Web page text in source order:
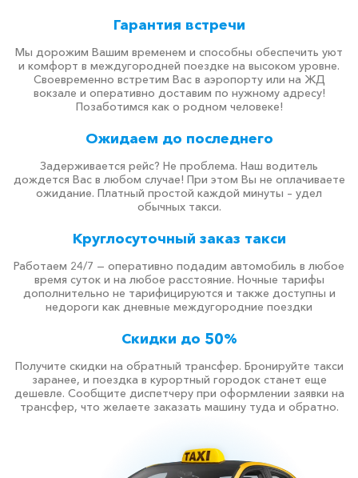
Гарантия встречи
Мы дорожим Вашим временем и способны обеспечить уют
и комфорт в междугородней поездке на высоком уровне.
Своевременно встретим Вас в аэропорту или на ЖД
вокзале и оперативно доставим по нужному адресу!
Позаботимся как о родном человеке!
Ожидаем до последнего
Задерживается рейс? Не проблема. Наш водитель
дождется Вас в любом случае! При этом Вы не оплачиваете
ожидание. Платный простой каждой минуты – удел
обычных такси.
Круглосуточный заказ такси
Работаем 24/7 — оперативно подадим автомобиль в любое
время суток и на любое расстояние. Ночные тарифы
дополнительно не тарифицируются и также доступны и
недороги как дневные междугородние поездки
Скидки до 50%
Получите скидки на обратный трансфер. Бронируйте такси
заранее, и поездка в курортный городок станет еще
дешевле. Сообщите диспетчеру при оформлении заявки на
трансфер, что желаете заказать машину туда и обратно.